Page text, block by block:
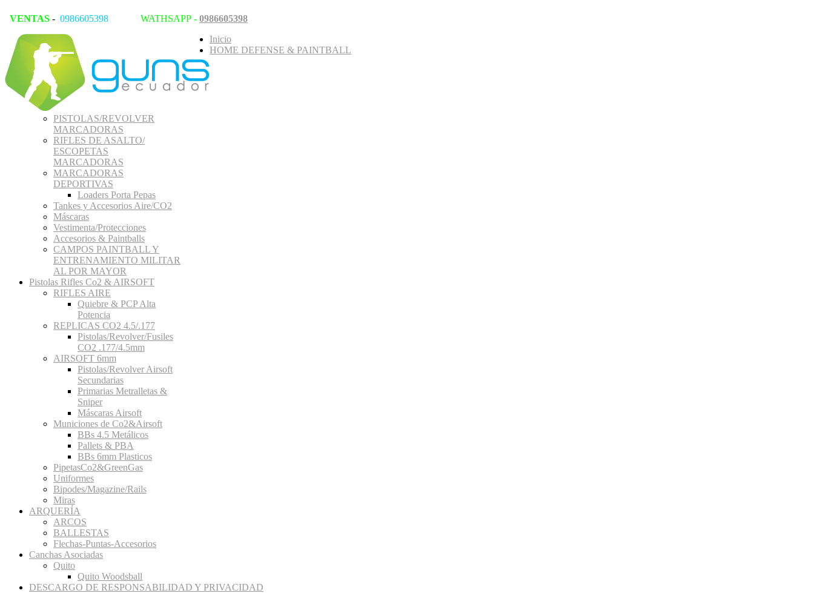
VENTAS - 0986605398 WATHSAPP - 0986605398
Inicio
HOME DEFENSE & PAINTBALL
PISTOLAS/REVOLVER
MARCADORAS
RIFLES DE ASALTO/
ESCOPETAS
MARCADORAS
MARCADORAS
DEPORTIVAS
Loaders Porta Pepas
Tankes y Accesorios Aire/CO2
Máscaras
Vestimenta/Protecciones
Accesorios & Paintballs
CAMPOS PAINTBALL Y
ENTRENAMIENTO MILITAR
AL POR MAYOR
Pistolas Rifles Co2 & AIRSOFT
RIFLES AIRE
Quiebre & PCP Alta
Potencia
REPLICAS CO2 4.5/.177
Pistolas/Revolver/Fusiles
CO2 .177/4.5mm
AIRSOFT 6mm
Pistolas/Revolver Airsoft
Secundarias
Primarias Metralletas &
Sniper
Máscaras Airsoft
Municiones de Co2&Airsoft
BBs 4.5 Metálicos
Pallets & PBA
BBs 6mm Plasticos
PipetasCo2&GreenGas
Uniformes
Bipodes/Magazine/Rails
Miras
ARQUERÍA
ARCOS
BALLESTAS
Flechas-Puntas-Accesorios
Canchas Asociadas
Quito
Quito Woodsball
DESCARGO DE RESPONSABILIDAD Y PRIVACIDAD